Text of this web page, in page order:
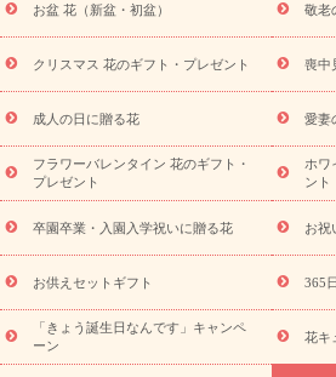
お盆（新盆・初盆）
お祝
寄せギフト
ビジネス用 ご自宅用
プリザーブドフラワー
スタイルから
花束
スタンド花 お祝い お供え・
蘭・花鉢
ミディ胡蝶蘭・お祝い ミ
の青色胡蝶蘭
観葉植物 観葉植物
ドフラワー
お祝い お供え・お悔やみ
ミオーダー
プチギフト（hanamore -
eギフト
花キューピットのeGfit カ
レンジ
レッド お花の種類 バラ
算から探す
お祝い お祝い・3000
お祝い・5000円～ お祝い・7000円
お供え・お悔やみ
お供え・お悔やみ
悔やみ・5000円～ お供え・お悔やみ・
お盆 花（新盆・初盆） 敬老
クリスマス 花のギフト・プレゼント 喪中
成人の日に贈る花 愛妻
フラワーバレンタイン 花のギフト・
プレゼント
ホワ
ント
卒園卒業・入園入学祝いに贈る花 お祝
お供えセットギフト 365
「きょう誕生日なんです」キャンペ
ーン
花キ